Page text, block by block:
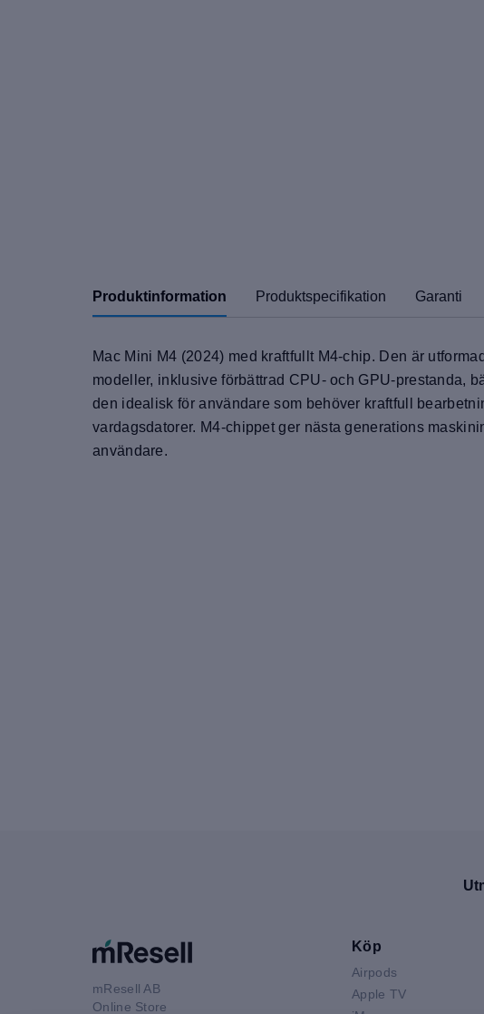
Produktinformation Produktspecifikation Garanti
Mac Mini M4 (2024) med kraftfullt M4-chip. Den är
modeller, inklusive förbättrad CPU- och GPU-prestanda,
den idealisk för användare som behöver kraftfull
vardagsdatorer. M4-chippet ger nästa generations
användare.
mResell AB
Online Store
Köp
Airpods
Apple TV